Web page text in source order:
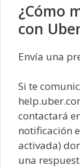
¿Cómo
con
Envía una
Si te
contactará
notificación
activada)
una